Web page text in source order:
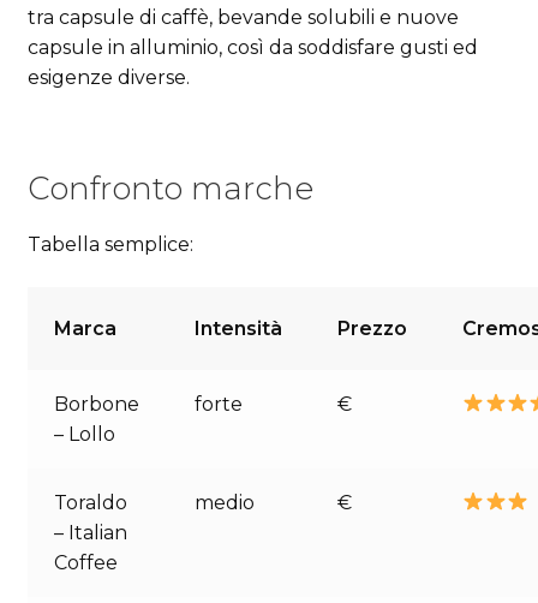
tra capsule di caffè, bevande solubili e nuove
capsule in alluminio, così da soddisfare gusti ed
esigenze diverse.
Confronto marche
Tabella semplice:
Marca Intensità Prezzo
Borbone
– Lollo
forte €
Toraldo
– Italian
Coffee
medio €